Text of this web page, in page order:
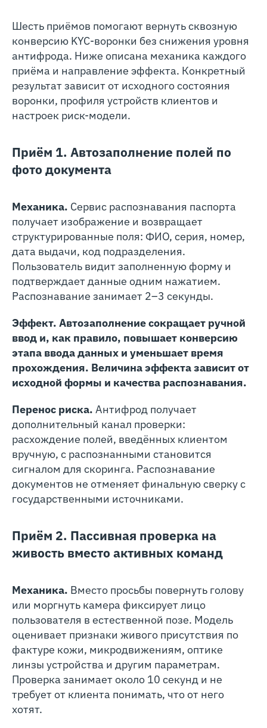
Шесть приёмов помогают вернуть сквозную
конверсию KYC-воронки без снижения уровня
антифрода. Ниже описана механика каждого
приёма и направление эффекта. Конкретный
результат зависит от исходного состояния
воронки, профиля устройств клиентов и
настроек риск-модели.
Приём 1. Автозаполнение полей по
фото документа
Механика. Сервис распознавания паспорта
получает изображение и возвращает
структурированные поля: ФИО, серия, номер,
дата выдачи, код подразделения.
Пользователь видит заполненную форму и
подтверждает данные одним нажатием.
Распознавание занимает 2–3 секунды.
Эффект. Автозаполнение сокращает ручной
ввод и, как правило, повышает конверсию
этапа ввода данных и уменьшает время
прохождения. Величина эффекта зависит от
исходной формы и качества распознавания.
Перенос риска. Антифрод получает
дополнительный канал проверки:
расхождение полей, введённых клиентом
вручную, с распознанными становится
сигналом для скоринга. Распознавание
документов не отменяет финальную сверку с
государственными источниками.
Приём 2. Пассивная проверка на
живость вместо активных команд
Механика. Вместо просьбы повернуть голову
или моргнуть камера фиксирует лицо
пользователя в естественной позе. Модель
оценивает признаки живого присутствия по
фактуре кожи, микродвижениям, оптике
линзы устройства и другим параметрам.
Проверка занимает около 10 секунд и не
требует от клиента понимать, что от него
хотят.